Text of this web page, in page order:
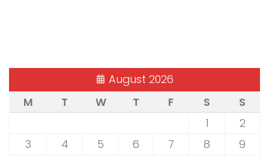
August 2026
M
T W T F S
S
1
2
3
4 5 6 7 8
9